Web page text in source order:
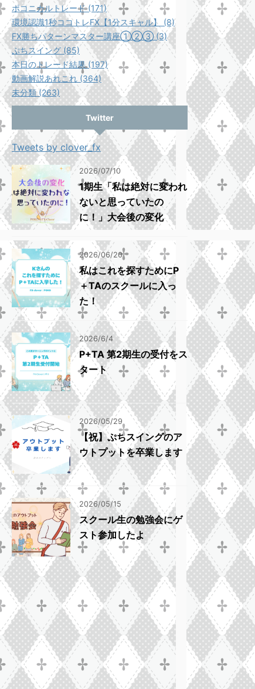
ポコニカルトレード (171)
環境認識1秒ココトレFX【1分スキャル】 (8)
FX勝ちパターンマスター講座①②③ (3)
ぷちスイング (85)
本日のトレード結果 (197)
動画解説あれこれ (364)
未分類 (263)
Twitter
Tweets by clover_fx
2026/07/10
1期生「私は絶対に変われ
ないと思っていたの
に！」大会後の変化
2026/06/20
私はこれを探すためにP
＋TAのスクールに入っ
た！
2026/6/4
P+TA 第2期生の受付をス
タート
2026/05/29
【祝】ぷちスイングのア
ウトプットを卒業します
2026/05/15
スクール生の勉強会にゲ
スト参加したよ